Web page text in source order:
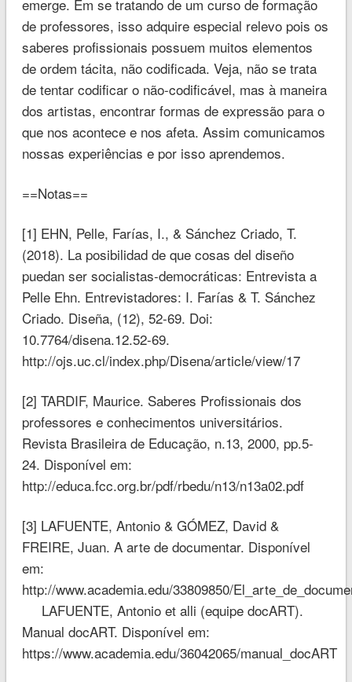
emerge. Em se tratando de um curso de formação
de professores, isso adquire especial relevo pois os
saberes profissionais possuem muitos elementos
de ordem tácita, não codificada. Veja, não se trata
de tentar codificar o não-codificável, mas à maneira
dos artistas, encontrar formas de expressão para o
que nos acontece e nos afeta. Assim comunicamos
nossas experiências e por isso aprendemos.
==Notas==
[1] EHN, Pelle, Farías, I., & Sánchez Criado, T.
(2018). La posibilidad de que cosas del diseño
puedan ser socialistas-democráticas: Entrevista a
Pelle Ehn. Entrevistadores: I. Farías & T. Sánchez
Criado. Diseña, (12), 52-69. Doi:
10.7764/disena.12.52-69.
http://ojs.uc.cl/index.php/Disena/article/view/17
[2] TARDIF, Maurice. Saberes Profissionais dos
professores e conhecimentos universitários.
Revista Brasileira de Educação, n.13, 2000, pp.5-
24. Disponível em:
http://educa.fcc.org.br/pdf/rbedu/n13/n13a02.pdf
[3] LAFUENTE, Antonio & GÓMEZ, David &
FREIRE, Juan. A arte de documentar. Disponível
em:
http://www.academia.edu/33809850/
LAFUENTE, Antonio et alli (equipe docART).
Manual docART. Disponível em:
https://www.academia.edu/36042065/manual_docART